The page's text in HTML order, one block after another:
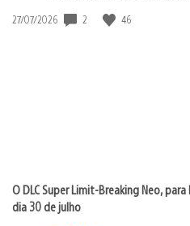
Data
27/07/2026 2 46
O DLC Super Limit-Breaking Neo,
dia 30 de julho